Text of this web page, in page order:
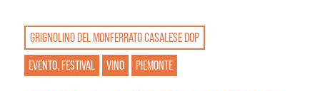
GRIGNOLINO DEL MONFERRATO CASALESE DOP
EVENTO, FESTIVAL
VINO PIEMONTE